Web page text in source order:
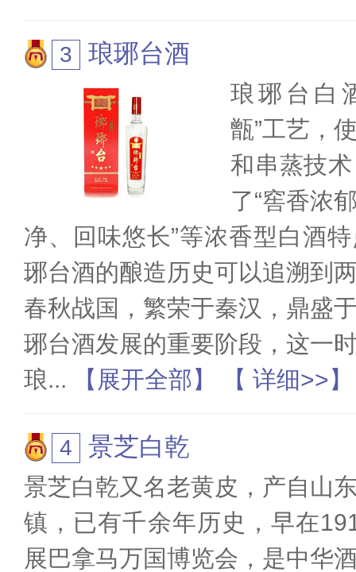
琅琊台酒
琅琊台白
甑”工艺，
和串蒸技
了“窖香浓
净、回味悠长”等浓香型白酒
琊台酒的酿造历史可以追溯到
春秋战国，繁荣于秦汉，鼎盛
琊台酒发展的重要阶段，这一
琅... 【展开全部】 【 详细>>】
景芝白乾
景芝白乾又名老黄皮，产自山
镇，已有千余年历史，早在
展巴拿马万国博览会，是中华